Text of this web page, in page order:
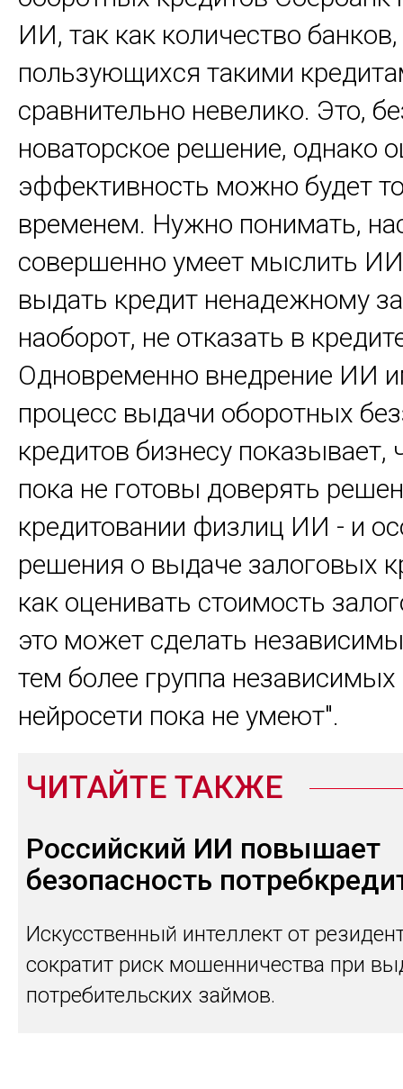
ИИ, так как количество банков,
пользующихся такими
сравнительно невелико. Это,
новаторское решение, однако
эффективность можно будет
временем. Нужно понимать,
совершенно умеет мыслить
выдать кредит ненадежному
наоборот, не отказать в
Одновременно внедрение ИИ
процесс выдачи оборотных
кредитов бизнесу показывает,
пока не готовы доверять
кредитовании физлиц ИИ - и
решения о выдаче залоговых
как оценивать стоимость
это может сделать
тем более группа
нейросети пока не умеют".
ЧИТАЙТЕ ТАКЖЕ
Российский ИИ повышает
безопасность
Искусственный интеллект от
сократит риск мошенничества при
потребительских займов.